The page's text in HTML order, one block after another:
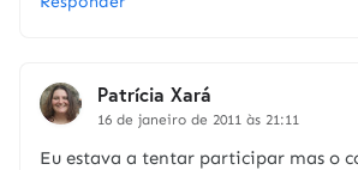
Patrícia Xará
16 de janeiro de 2011 às 21:11
Eu estava a tentar participar mas o